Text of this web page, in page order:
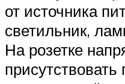
от источника
светильник,
На розетке
присутствовать